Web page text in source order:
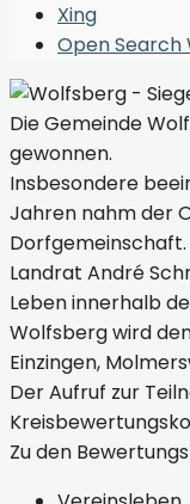
Xing
Open Search
Die Gemeinde
gewonnen.
Insbesondere
Jahren nahm der
Dorfgemeinschaft.
Landrat André
Leben innerhalb
Wolfsberg wird
Einzingen,
Der Aufruf zur
Zu den